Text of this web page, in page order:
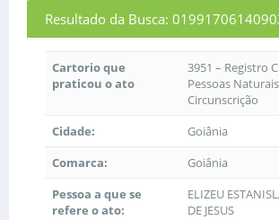
Cartorio que
praticou o ato
3951 – Registro
Pessoas
Circunscrição
Cidade:
Goiânia
Comarca:
Goiânia
Pessoa a que se
refere o ato:
ELIZEU
DE JESUS